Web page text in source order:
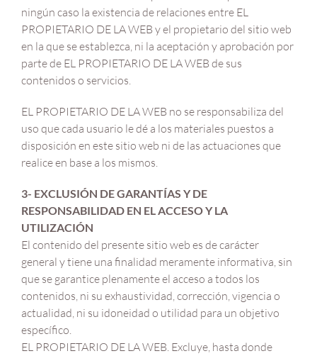
ningún caso la existencia de relaciones entre EL
PROPIETARIO DE LA WEB y el propietario del sitio web
en la que se establezca, ni la aceptación y aprobación por
parte de EL PROPIETARIO DE LA WEB de sus
contenidos o servicios.
EL PROPIETARIO DE LA WEB no se responsabiliza del
uso que cada usuario le dé a los materiales puestos a
disposición en este sitio web ni de las actuaciones que
realice en base a los mismos.
3- EXCLUSIÓN DE GARANTÍAS Y DE
RESPONSABILIDAD EN EL ACCESO Y LA
UTILIZACIÓN
El contenido del presente sitio web es de carácter
general y tiene una finalidad meramente informativa, sin
que se garantice plenamente el acceso a todos los
contenidos, ni su exhaustividad, corrección, vigencia o
actualidad, ni su idoneidad o utilidad para un objetivo
específico.
EL PROPIETARIO DE LA WEB. Excluye, hasta donde